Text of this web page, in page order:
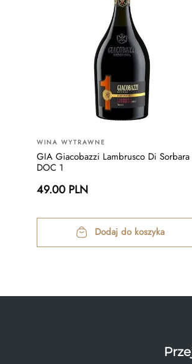
WINA WYTRAWNE
GIA Giacobazzi Lambrusco Di Sorbara
DOC 1
49.00 PLN
Dodaj do koszyka